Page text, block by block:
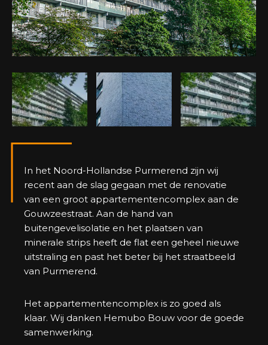
In het Noord-Hollandse Purmerend zijn wij
recent aan de slag gegaan met de renovatie
van een groot appartementencomplex aan de
Gouwzeestraat. Aan de hand van
buitengevelisolatie en het plaatsen van
minerale strips heeft de flat een geheel nieuwe
uitstraling en past het beter bij het straatbeeld
van Purmerend.
Het appartementencomplex is zo goed als
klaar. Wij danken Hemubo Bouw voor de goede
samenwerking.